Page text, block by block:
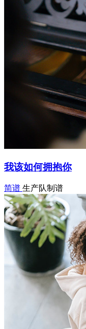
我该如何拥抱你
简谱 生产队制谱